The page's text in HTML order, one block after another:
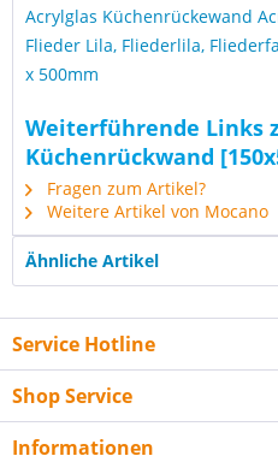
Acrylglas Küchenrückewand
Flieder Lila, Fliederlila,
x 500mm
Weiterführende Links
Küchenrückwand
Fragen zum Artikel?
Weitere Artikel von Mocano
Ähnliche Artikel
Service Hotline
Shop Service
Informationen